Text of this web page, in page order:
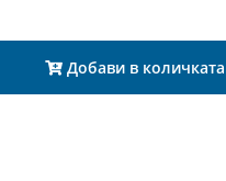
Добави в количката